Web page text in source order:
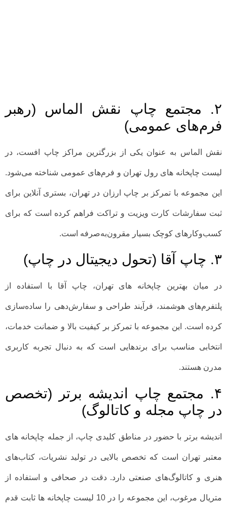
۲. مجتمع چاپ نقش الماس (رهبر
فرم‌های عمومی)
نقش الماس به عنوان یکی از بزرگترین مراکز چاپ افست، در
لیست چاپخانه های رول تهران و فرم‌های عمومی شناخته می‌شود.
این مجموعه با تمرکز بر چاپ ارزان در تهران، بستری آنلاین برای
ثبت سفارشات کارت ویزیت و تراکت فراهم کرده است که برای
کسب‌وکارهای کوچک بسیار مقرون‌به‌صرفه است.
۳. چاپ آقا (تحول دیجیتال در چاپ)
در میان بهترین چاپخانه های تهران، چاپ آقا با استفاده از
پلتفرم‌های هوشمند، فرآیند طراحی و سفارش‌دهی را ساده‌سازی
کرده است. این مجموعه با تمرکز بر کیفیت بالا و ضمانت خدمات،
انتخابی مناسب برای برندهایی است که به دنبال تجربه کاربری
مدرن هستند.
۴. مجتمع چاپ اندیشه برتر (تخصص
در چاپ مجله و کاتالوگ)
اندیشه برتر با حضور در مناطق کلیدی چاپ، از جمله چاپخانه های
معتبر تهران است که تخصص بالایی در تولید نشریات، کتاب‌های
هنری و کاتالوگ‌های صنعتی دارد. دقت در صحافی و استفاده از
متریال مرغوب، این مجموعه را در 10 لیست چاپخانه ها ثابت قدم